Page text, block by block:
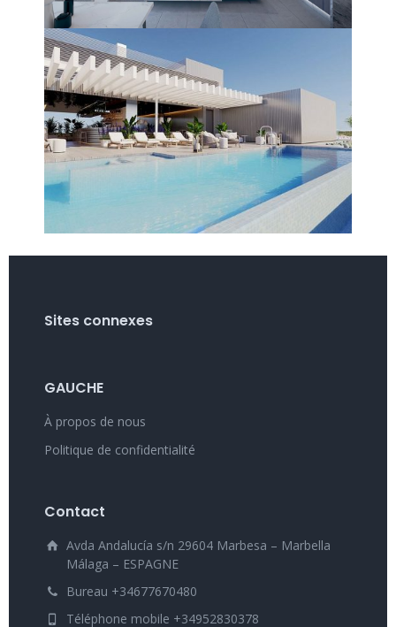
Sites connexes
GAUCHE
À propos de nous
Politique de confidentialité
Contact
Avda Andalucía s/n 29604 Marbesa – Marbella
Málaga – ESPAGNE
Bureau +34677670480
Téléphone mobile +34952830378